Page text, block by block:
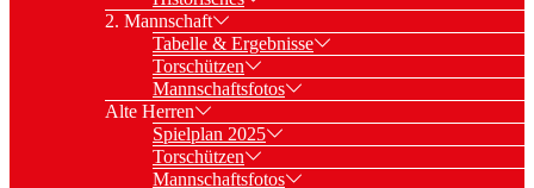
2. Mannschaft
Tabelle & Ergebnisse
Torschützen
Mannschaftsfotos
Alte Herren
Spielplan 2025
Torschützen
Mannschaftsfotos